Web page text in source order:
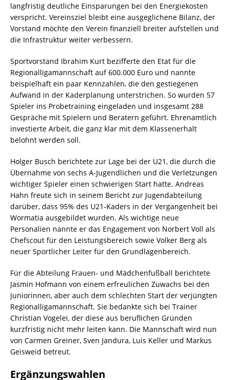
langfristig deutliche Einsparungen bei den Energiekosten
verspricht. Vereinsziel bleibt eine ausgeglichene Bilanz, der
Vorstand möchte den Verein finanziell breiter aufstellen und
die Infrastruktur weiter verbessern.
Sportvorstand Ibrahim Kurt bezifferte den Etat für die
Regionalligamannschaft auf 600.000 Euro und nannte
beispielhaft ein paar Kennzahlen, die den gestiegenen
Aufwand in der Kaderplanung unterstrichen. So wurden 57
Spieler ins Probetraining eingeladen und insgesamt 288
Gespräche mit Spielern und Beratern geführt. Ehrenamtlich
investierte Arbeit, die ganz klar mit dem Klassenerhalt
belohnt werden soll.
Holger Busch berichtete zur Lage bei der U21, die durch die
Übernahme von sechs A-Jugendlichen und die Verletzungen
wichtiger Spieler einen schwierigen Start hatte. Andreas
Hahn freute sich in seinem Bericht zur Jugendabteilung
darüber, dass 95% des U21-Kaders in der Vergangenheit bei
Wormatia ausgebildet wurden. Als wichtige neue
Personalien nannte er das Engagement von Norbert Voll als
Chefscout für den Leistungsbereich sowie Volker Berg als
neuer Sportlicher Leiter für den Grundlagenbereich.
Für die Abteilung Frauen- und Mädchenfußball berichtete
Jasmin Hofmann von einem erfreulichen Zuwachs bei den
Juniorinnen, aber auch dem schlechten Start der verjüngten
Regionalligamannschaft. Sie bedankte sich bei Trainer
Christian Vogelei, der diese aus beruflichen Gründen
kurzfristig nicht mehr leiten kann. Die Mannschaft wird nun
von Carmen Greiner, Sven Jandura, Luis Keller und Markus
Geisweid betreut.
Ergänzungswahlen